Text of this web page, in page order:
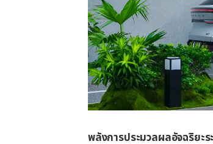
พลังการประมวลผลอัจฉริยะร